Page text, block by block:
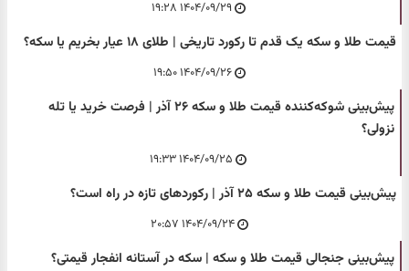
۱۴۰۴/۰۹/۲۹ ۱۹:۲۸
قیمت طلا و سکه یک قدم تا رکورد تاریخی | طلای ۱۸ عیار بخریم یا سکه؟
۱۴۰۴/۰۹/۲۶ ۱۹:۵۰
پیش‌بینی شوکه‌کننده قیمت طلا و سکه ۲۶ آذر | فرصت خرید یا تله
نزولی؟
۱۴۰۴/۰۹/۲۵ ۱۹:۳۳
پیش‌بینی قیمت طلا و سکه ۲۵ آذر | رکوردهای تازه در راه است؟
۱۴۰۴/۰۹/۲۴ ۲۰:۵۷
پیش‌بینی جنجالی قیمت طلا و سکه | سکه در آستانه انفجار قیمتی؟